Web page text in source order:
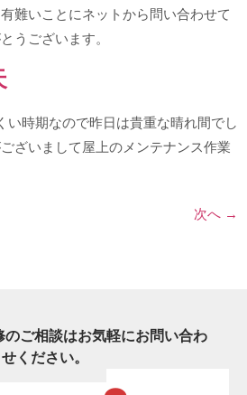
難いことにネットから問い合わせて
うございます。
い時期なので昨日は貴重な晴れ間でし
ざいまして屋上のメンテナンス作業
次へ →
のご相談はお気軽にお問い合わ
せください。